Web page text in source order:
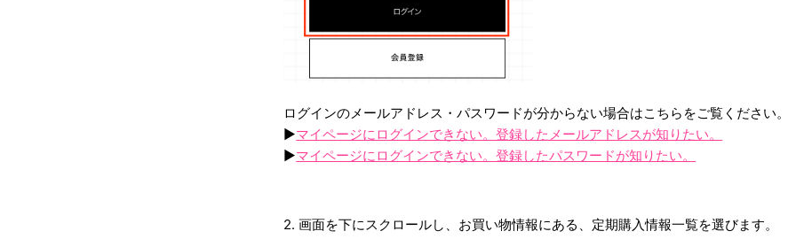
ログインのメールアドレス・パスワードが分からない場合はこちらをご覧ください。
▶︎マイページにログインできない。登録したメールアドレスが知りたい。
▶︎マイページにログインできない。登録したパスワードが知りたい。
2. 画面を下にスクロールし、お買い物情報にある、定期購入情報一覧を選びます。